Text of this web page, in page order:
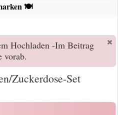
🍽️
Hochladen -Im Beitrag
vorab.
Zuckerdose-Set